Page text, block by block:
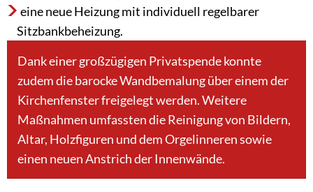
eine neue Heizung mit individuell regelbarer
Sitzbankbeheizung.
Dank einer großzügigen Privatspende konnte
zudem die barocke Wandbemalung über einem der
Kirchenfenster freigelegt werden. Weitere
Maßnahmen umfassten die Reinigung von Bildern,
Altar, Holzfiguren und dem Orgelinneren sowie
einen neuen Anstrich der Innenwände.